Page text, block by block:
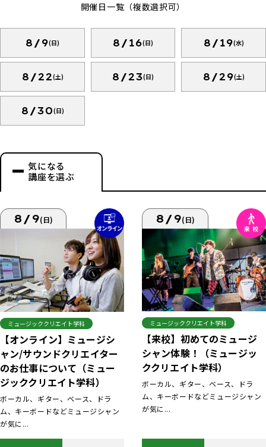
開催日一覧（複数選択可）
8/9(日) 8/16(日) 8/19(水)
8/22(土) 8/23(日) 8/29(土)
8/30(日)
気になる
講座を選ぶ
8/9(日)
ミュージッククリエイト学科
【オンライン】ミュージシ
ャン/サウンドクリエイター
のお仕事について（ミュー
ジッククリエイト学科）
ボーカル、ギター、ベース、ドラ
ム、キーボードなどミュージシャン
が気に...
8/9(日)
ミュージッククリエイト学科
【来校】初めてのミュージ
シャン体験！（ミュージッ
ククリエイト学科）
ボーカル、ギター、ベース、ドラ
ム、キーボードなどミュージシャン
が気に...